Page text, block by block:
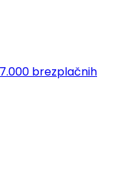
brezplačnih